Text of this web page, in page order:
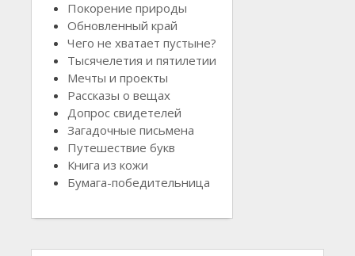
Покорение природы
Обновленный край
Чего не хватает пустыне?
Тысячелетия и пятилетии
Мечты и проекты
Рассказы о вещах
Допрос свидетелей
Загадочные письмена
Путешествие букв
Книга из кожи
Бумага-победительница